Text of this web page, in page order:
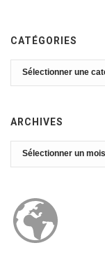
CATÉGORIES
Catégories
ARCHIVES
Archives